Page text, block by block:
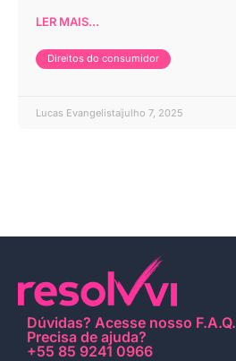
LER MAIS...
Direitos do consumidor
Lucas Evangelistajulho 7, 2025
Dúvidas? Acesse nosso F.A.Q.
Precisa de ajuda?
+55 85 9241 0966